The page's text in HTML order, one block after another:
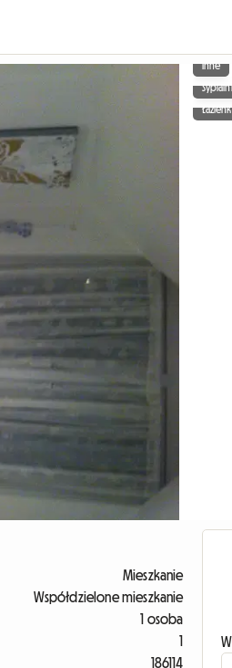
Inne
Mieszkanie
Współdzielone mieszkanie
1 osoba
1
186114